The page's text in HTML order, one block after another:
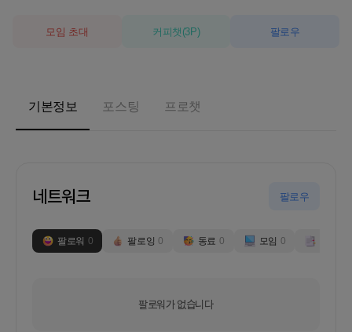
모임 초대 커피챗 (3P) 팔로우
기본정보 포스팅 프로챗
네트워크 팔로우
팔로워 0 팔로잉 0 동료 0 모임 0
팔로워가 없습니다